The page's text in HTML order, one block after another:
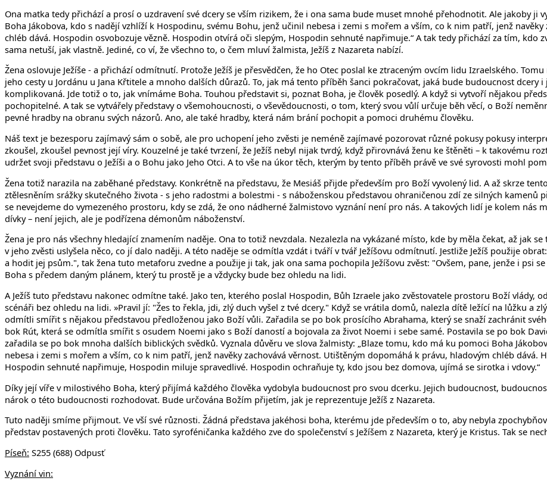
Ona matka tedy přichází a prosí o uzdravení své dcery se vším rizikem, že i ona sama bude muset mnohé přehodnotit. Ale jakoby ji
Boha Jákobova, kdo s nadějí vzhlíží k Hospodinu, svému Bohu, jenž učinil nebesa i zemi s mořem a vším, co k nim patří, jenž
chléb dává. Hospodin osvobozuje vězně. Hospodin otvírá oči slepým, Hospodin sehnuté napřimuje.“ A tak tedy přichází za tím, kdo
sama netuší, jak vlastně. Jediné, co ví, že všechno to, o čem mluví žalmista, Ježíš z Nazareta nabízí.
Žena oslovuje Ježíše - a přichází odmítnutí. Protože Ježíš je přesvědčen, že ho Otec poslal ke ztraceným ovcím lidu Izraelského.
jeho cesty u Jordánu u Jana Křtitele a mnoho dalších důrazů. To, jak má tento příběh šanci pokračovat, jaká bude budoucnost dcery
komplikovaná. Jde totiž o to, jak vnímáme Boha. Touhou představit si, poznat Boha, je člověk posedlý. A když si vytvoří nějakou
pochopitelné. A tak se vytvářely představy o všemohoucnosti, o vševědoucnosti, o tom, který svou vůlí určuje běh věcí, o Boží
pevné hradby na obranu svých názorů. Ano, ale také hradby, která nám brání pochopit a pomoci druhému člověku.
Náš text je bezesporu zajímavý sám o sobě, ale pro uchopení jeho zvěsti je neméně zajímavé pozorovat různé pokusy pokusy
zkoušel, zkoušel pevnost její víry. Kouzelné je také tvrzení, že Ježíš nebyl nijak tvrdý, když přirovnává ženu ke štěněti – k takovému
udržet svoji představu o Ježíši a o Bohu jako Jeho Otci. A to vše na úkor těch, kterým by tento příběh právě ve své syrovosti mohl
Žena totiž narazila na zaběhané představy. Konkrétně na představu, že Mesiáš přijde především pro Boží vyvolený lid. A až skrze
ztělesněním srážky skutečného života - s jeho radostmi a bolestmi - s náboženskou představou ohraničenou zdí ze silných kamenů
se nevejdeme do vymezeného prostoru, kdy se zdá, že ono nádherné žalmistovo vyznání není pro nás. A takových lidí je kolem
dívky – není jejich, ale je podřízena démonům náboženství.
Žena je pro nás všechny hledající znamením naděje. Ona to totiž nevzdala. Nezalezla na vykázané místo, kde by měla čekat, až jak
v jeho zvěsti uslyšela něco, co jí dalo naději. A této naděje se odmítla vzdát i tváří v tvář Ježíšovu odmítnutí. Jestliže Ježíš použije
a hodit jej psům.", tak žena tuto metaforu zvedne a použije ji tak, jak ona sama pochopila Ježíšovu zvěst: "Ovšem, pane, jenže i psi
Boha s předem daným plánem, který tu prostě je a vždycky bude bez ohledu na lidi.
A Ježíš tuto představu nakonec odmítne také. Jako ten, kterého poslal Hospodin, Bůh Izraele jako zvěstovatele prostoru Boží
scénáři bez ohledu na lidi. »Pravil jí: "Žes to řekla, jdi, zlý duch vyšel z tvé dcery." Když se vrátila domů, nalezla dítě ležící na lůžku a
odmítli smířit s nějakou představou předloženou jako Boží vůli. Zařadila se po bok prosícího Abrahama, který se snaží zachránit
bok Rút, která se odmítla smířit s osudem Noemi jako s Boží daností a bojovala za život Noemi i sebe samé. Postavila se po bok
zařadila se po bok mnoha dalších biblických svědků. Vyznala důvěru ve slova žalmisty: „Blaze tomu, kdo má ku pomoci Boha
nebesa i zemi s mořem a vším, co k nim patří, jenž navěky zachovává věrnost. Utištěným dopomáhá k právu, hladovým chléb dává.
Hospodin sehnuté napřimuje, Hospodin miluje spravedlivé. Hospodin ochraňuje ty, kdo jsou bez domova, ujímá se sirotka i vdovy.“
Díky její víře v milostivého Boha, který přijímá každého člověka vydobyla budoucnost pro svou dcerku. Jejich budoucnost,
nárok o této budoucnosti rozhodovat. Bude určována Božím přijetím, jak je reprezentuje Ježíš z Nazareta.
Tuto naději smíme přijmout. Ve vší své různosti. Žádná představa jakéhosi boha, kterému jde především o to, aby nebyla
představ postavených proti člověku. Tato syroféničanka každého zve do společenství s Ježíšem z Nazareta, který je Kristus. Tak se
Píseň: S255 (688) Odpusť
Vyznání vin: